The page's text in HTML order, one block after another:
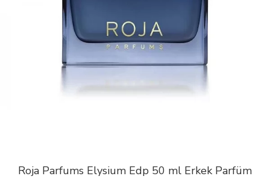
Roja Parfums Elysium Edp 50 ml Erkek Parfüm